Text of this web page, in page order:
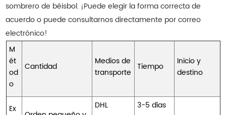
sombrero de béisbol. ¡Puede elegir la forma correcta de
acuerdo o puede consultarnos directamente por correo
electrónico!
M
ét
od
o
Cantidad
Medios de
transporte
Tiempo
Inicio y
destino
Ex
DHL
3-5 días